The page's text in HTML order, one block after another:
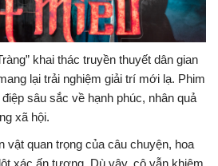
khai thác truyền thuyết dân gian
lại trải nghiệm giải trí mới lạ. Phim
sâu sắc về hạnh phúc, nhân quả
xã hội.
vật quan trọng của câu chuyện, hoa